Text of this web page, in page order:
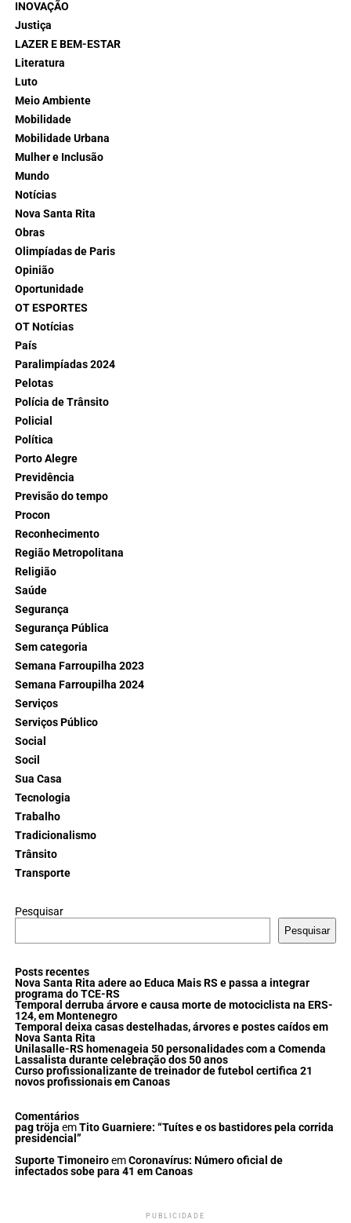
INOVAÇÃO
Justiça
LAZER E BEM-ESTAR
Literatura
Luto
Meio Ambiente
Mobilidade
Mobilidade Urbana
Mulher e Inclusão
Mundo
Notícias
Nova Santa Rita
Obras
Olimpíadas de Paris
Opinião
Oportunidade
OT ESPORTES
OT Notícias
País
Paralimpíadas 2024
Pelotas
Polícia de Trânsito
Policial
Política
Porto Alegre
Previdência
Previsão do tempo
Procon
Reconhecimento
Região Metropolitana
Religião
Saúde
Segurança
Segurança Pública
Sem categoria
Semana Farroupilha 2023
Semana Farroupilha 2024
Serviços
Serviços Público
Social
Socil
Sua Casa
Tecnologia
Trabalho
Tradicionalismo
Trânsito
Transporte
Pesquisar
Pesquisar
Posts recentes
Nova Santa Rita adere ao Educa Mais RS e passa a integrar
programa do TCE-RS
Temporal derruba árvore e causa morte de motociclista na ERS-
124, em Montenegro
Temporal deixa casas destelhadas, árvores e postes caídos em
Nova Santa Rita
Unilasalle-RS homenageia 50 personalidades com a Comenda
Lassalista durante celebração dos 50 anos
Curso profissionalizante de treinador de futebol certifica 21
novos profissionais em Canoas
Comentários
pag tröja emTito Guarniere: “Tuítes e os bastidores pela corrida
presidencial”
Suporte TimoneiroemCoronavírus: Número oficial de
infectados sobe para 41 em Canoas
PUBLICIDADE